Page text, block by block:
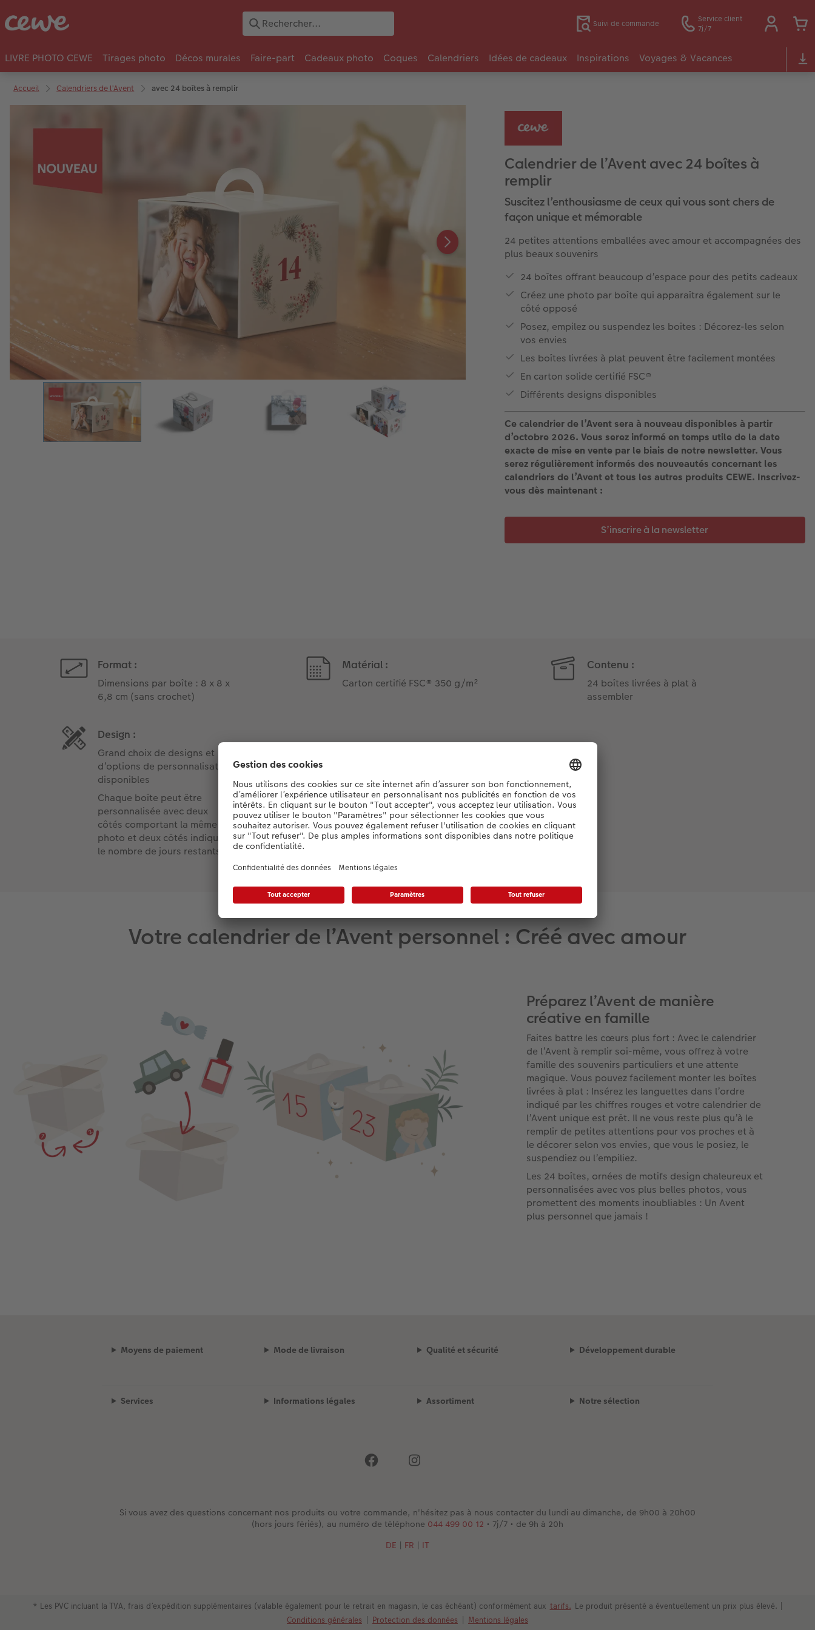
Suivi de commande
Service client
7j/7
LIVRE PHOTO CEWE Tirages photo Décos murales Faire-part Cadeaux photo Coques Calendriers Idées de cadeaux Inspirations Voyages & Vacances
Accueil Calendriers de l’Avent avec 24 boîtes à remplir
Calendrier de l’Avent avec 24 boîtes à
remplir
Suscitez l’enthousiasme de ceux qui vous sont chers de
façon unique et mémorable
24 petites attentions emballées avec amour et accompagnées des
plus beaux souvenirs
24 boîtes offrant beaucoup d’espace pour des petits cadeaux
Créez une photo par boîte qui apparaîtra également sur le
côté opposé
Posez, empilez ou suspendez les boîtes : Décorez-les selon
vos envies
Les boîtes livrées à plat peuvent être facilement montées
En carton solide certifié FSC®
Différents designs disponibles
Ce calendrier de l’Avent sera à nouveau disponibles à partir
d’octobre 2026. Vous serez informé en temps utile de la date
exacte de mise en vente par le biais de notre newsletter. Vous
serez régulièrement informés des nouveautés concernant les
calendriers de l’Avent et tous les autres produits CEWE. Inscrivez-
vous dès maintenant :
S’inscrire à la newsletter
Format :
Dimensions par boîte : 8 x 8 x
6,8 cm (sans crochet)
Matérial :
Carton certifié FSC® 350 g/m²
Contenu :
24 boîtes livrées à plat à
assembler
Design :
Grand choix de designs et
d’options de personnalisation
disponibles
Chaque boîte peut être
personnalisée avec deux
côtés comportant la même
photo et deux côtés indiquant
le nombre de jours restants
Votre calendrier de l’Avent personnel : Créé avec amour
Préparez l’Avent de manière
créative en famille
Faites battre les cœurs plus fort : Avec le calendrier
de l’Avent à remplir soi-même, vous offrez à votre
famille des souvenirs particuliers et une attente
magique. Vous pouvez facilement monter les boîtes
livrées à plat : Insérez les languettes dans l’ordre
indiqué par les chiffres rouges et votre calendrier de
l’Avent unique est prêt. Il ne vous reste plus qu’à le
remplir de petites attentions pour vos proches et à
le décorer selon vos envies, que vous le posiez, le
suspendiez ou l’empiliez.
Les 24 boîtes, ornées de motifs design chaleureux et
personnalisées avec vos plus belles photos, vous
promettent des moments inoubliables : Un Avent
plus personnel que jamais !
Moyens de paiement Mode de livraison Qualité et sécurité Développement durable
Services Informations légales Assortiment Notre sélection
Si vous avez des questions concernant nos produits ou votre commande, n'hésitez pas à nous contacter du lundi au dimanche, de 9h00 à 20h00
(hors jours fériés), au numéro de téléphone 044 499 00 12 • 7j/7 • de 9h à 20h
DE | FR | IT
* Les PVC incluant la TVA, frais d’expédition supplémentaires (valable également pour le retrait en magasin, le cas échéant) conformément aux tarifs. Le produit présenté a éventuellement un prix plus élevé. |
Conditions générales | Protection des données | Mentions légales